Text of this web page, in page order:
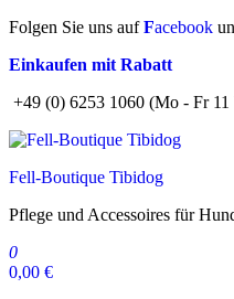
Zum
springen
Folgen Sie uns aufFacebook
Einkaufen mit Rabatt
+49 (0) 6253 1060 (Mo - Fr
Fell-Boutique Tibidog
Pflege und Accessoires für
0
0,00 €